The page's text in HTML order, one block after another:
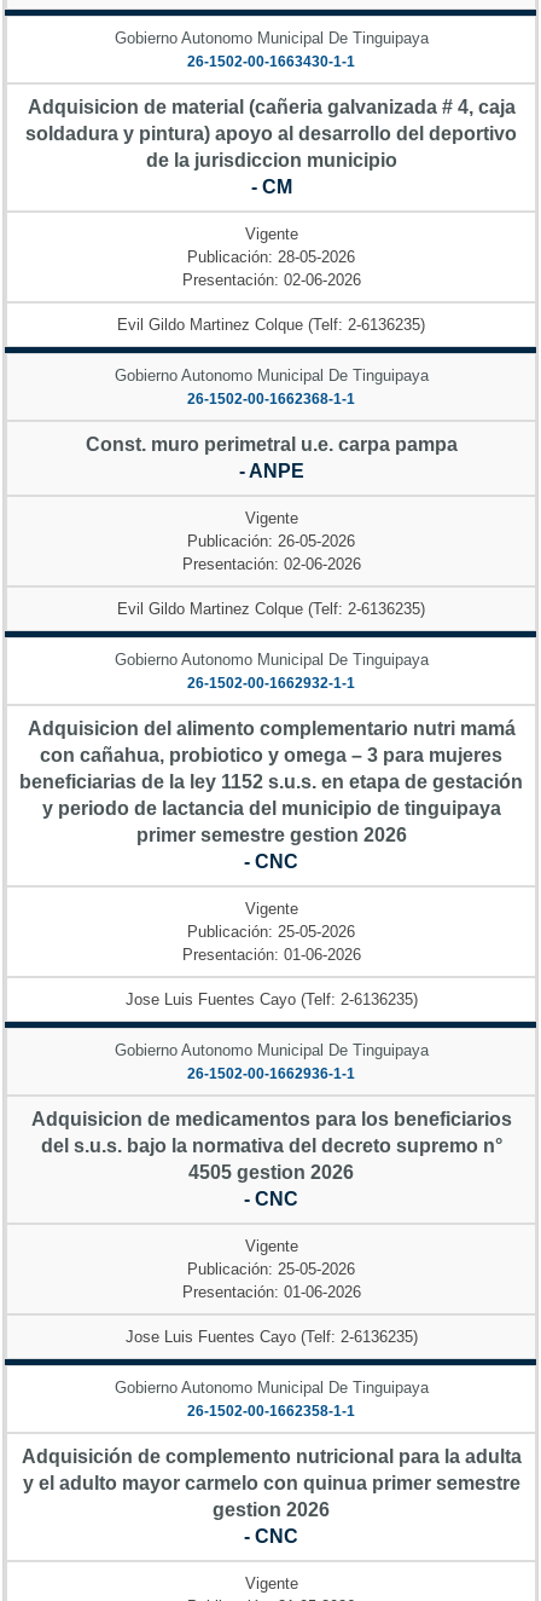
Gobierno Autonomo Municipal De Tinguipaya
26-1502-00-1663430-1-1
Adquisicion de material (cañeria galvanizada # 4, caja
soldadura y pintura) apoyo al desarrollo del deportivo
de la jurisdiccion municipio
- CM
Vigente
Publicación: 28-05-2026
Presentación: 02-06-2026
Evil Gildo Martinez Colque (Telf: 2-6136235)
Gobierno Autonomo Municipal De Tinguipaya
26-1502-00-1662368-1-1
Const. muro perimetral u.e. carpa pampa
- ANPE
Vigente
Publicación: 26-05-2026
Presentación: 02-06-2026
Evil Gildo Martinez Colque (Telf: 2-6136235)
Gobierno Autonomo Municipal De Tinguipaya
26-1502-00-1662932-1-1
Adquisicion del alimento complementario nutri mamá
con cañahua, probiotico y omega – 3 para mujeres
beneficiarias de la ley 1152 s.u.s. en etapa de gestación
y periodo de lactancia del municipio de tinguipaya
primer semestre gestion 2026
- CNC
Vigente
Publicación: 25-05-2026
Presentación: 01-06-2026
Jose Luis Fuentes Cayo (Telf: 2-6136235)
Gobierno Autonomo Municipal De Tinguipaya
26-1502-00-1662936-1-1
Adquisicion de medicamentos para los beneficiarios
del s.u.s. bajo la normativa del decreto supremo n°
4505 gestion 2026
- CNC
Vigente
Publicación: 25-05-2026
Presentación: 01-06-2026
Jose Luis Fuentes Cayo (Telf: 2-6136235)
Gobierno Autonomo Municipal De Tinguipaya
26-1502-00-1662358-1-1
Adquisición de complemento nutricional para la adulta
y el adulto mayor carmelo con quinua primer semestre
gestion 2026
- CNC
Vigente